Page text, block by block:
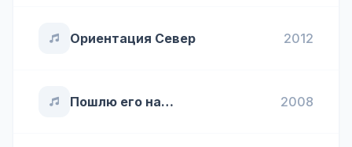
Ориентация Север 2012
Пошлю его на… 2008